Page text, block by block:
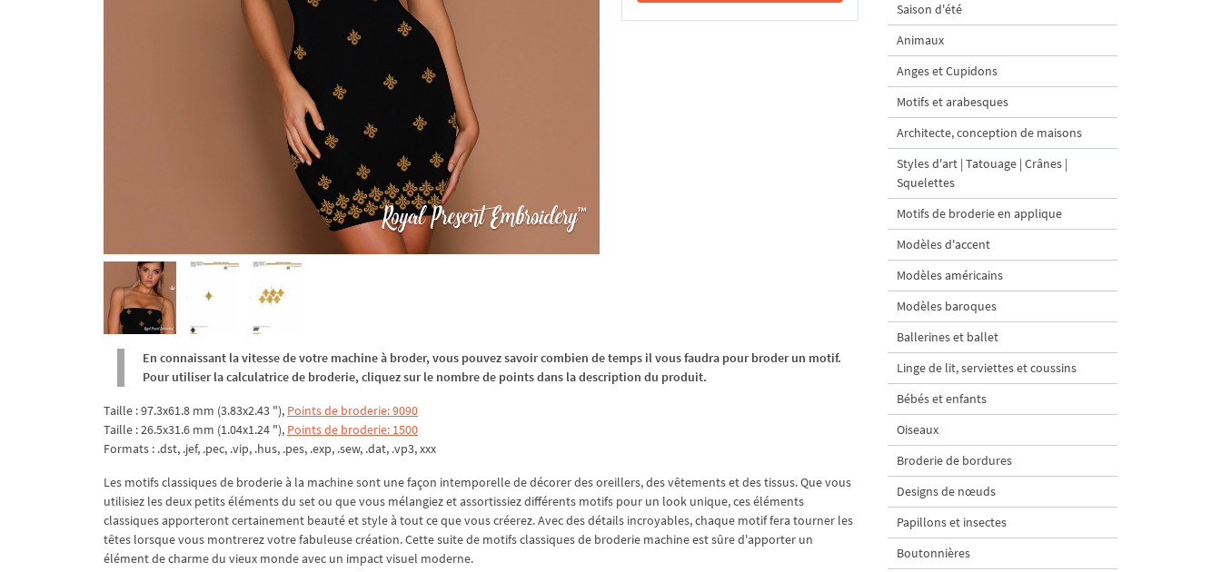
Dans le panier
En connaissant la vitesse de votre machine à broder, vous pouvez savoir combien de temps il vous faudra pour broder un motif.
Pour utiliser la calculatrice de broderie, cliquez sur le nombre de points dans la description du produit.
Taille : 97.3x61.8 mm (3.83x2.43 "), Points de broderie: 9090
Taille : 26.5x31.6 mm (1.04x1.24 "), Points de broderie: 1500
Formats : .dst, .jef, .pec, .vip, .hus, .pes, .exp, .sew, .dat, .vp3, xxx
Les motifs classiques de broderie à la machine sont une façon intemporelle de décorer des oreillers, des vêtements et des tissus. Que vous
utilisiez les deux petits éléments du set ou que vous mélangiez et assortissiez différents motifs pour un look unique, ces éléments
classiques apporteront certainement beauté et style à tout ce que vous créerez. Avec des détails incroyables, chaque motif fera tourner les
têtes lorsque vous montrerez votre fabuleuse création. Cette suite de motifs classiques de broderie machine est sûre d'apporter un
élément de charme du vieux monde avec un impact visuel moderne.
Saison d'été
Animaux
Anges et Cupidons
Motifs et arabesques
Architecte, conception de maisons
Styles d'art | Tatouage | Crânes |
Squelettes
Motifs de broderie en applique
Modèles d'accent
Modèles américains
Modèles baroques
Ballerines et ballet
Linge de lit, serviettes et coussins
Bébés et enfants
Oiseaux
Broderie de bordures
Designs de nœuds
Papillons et insectes
Boutonnières